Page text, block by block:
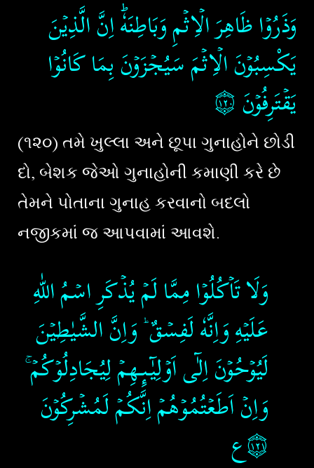
وَذَرُوۡا ظَاهِرَ الۡاِثۡمِ وَبَاطِنَهٗ​ؕ اِنَّ الَّذِيۡنَ
یَکْسِبُوۡنَ الۡاِثۡمَ سَيُجۡزَوۡنَ بِمَا كَانُوۡا
يَقۡتَرِفُوۡنَ‏۝١٢٠
(૧૨૦) તમે ખુલ્લા અને છૂપા ગુનાહોને છોડી
દો, બેશક જેઓ ગુનાહોની કમાણી કરે છે
તેમને પોતાના ગુનાહ કરવાનો બદલો
નજીકમાં જ આપવામાં આવશે.
وَلَا تَاۡكُلُوۡا مِمَّا لَمۡ يُذۡكَرِ اسۡمُ اللّٰهِ
عَلَيۡهِ وَاِنَّهٗ لَفِسۡقٌ ؕ وَاِنَّ الشَّيٰطِيۡنَ
لَيُوۡحُوۡنَ اِلٰٓى اَوۡلِيٰٓـٮِٕـهِمۡ لِيُجَادِلُوۡكُمۡ​ ۚ
وَاِنۡ اَطَعۡتُمُوۡهُمۡ اِنَّكُمۡ لَمُشۡرِكُوۡنَ‏
۝١٢١ع